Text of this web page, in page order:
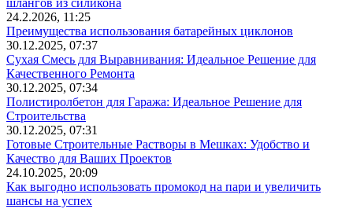
шлангов из силикона
24.2.2026, 11:25
Преимущества использования батарейных циклонов
30.12.2025, 07:37
Сухая Смесь для Выравнивания: Идеальное Решение для
Качественного Ремонта
30.12.2025, 07:34
Полистиролбетон для Гаража: Идеальное Решение для
Строительства
30.12.2025, 07:31
Готовые Строительные Растворы в Мешках: Удобство и
Качество для Ваших Проектов
24.10.2025, 20:09
Как выгодно использовать промокод на пари и увеличить
шансы на успех